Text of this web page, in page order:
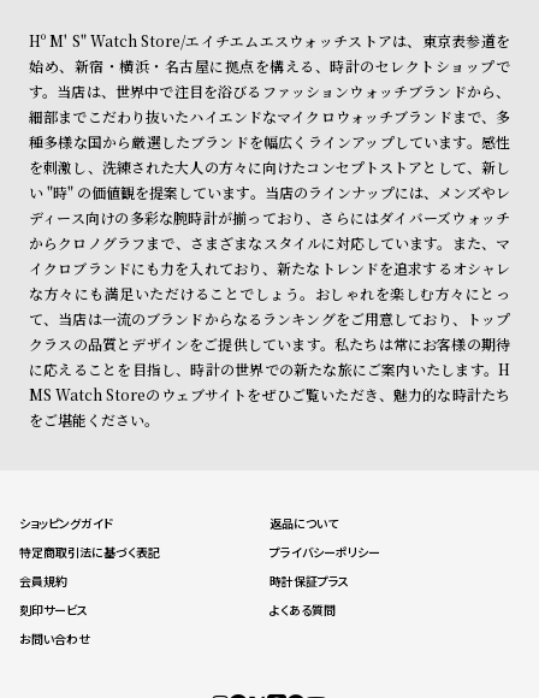
Hº M' S" Watch Store/エイチエムエスウォッチストアは、東京表参道を
始め、新宿・横浜・名古屋に拠点を構える、時計のセレクトショップで
す。当店は、世界中で注目を浴びるファッションウォッチブランドから、
細部までこだわり抜いたハイエンドなマイクロウォッチブランドまで、多
種多様な国から厳選したブランドを幅広くラインアップしています。感性
を刺激し、洗練された大人の方々に向けたコンセプトストアとして、新し
い "時" の価値観を提案しています。当店のラインナップには、メンズやレ
ディース向けの多彩な腕時計が揃っており、さらにはダイバーズウォッチ
からクロノグラフまで、さまざまなスタイルに対応しています。また、マ
イクロブランドにも力を入れており、新たなトレンドを追求するオシャレ
な方々にも満足いただけることでしょう。おしゃれを楽しむ方々にとっ
て、当店は一流のブランドからなるランキングをご用意しており、トップ
クラスの品質とデザインをご提供しています。私たちは常にお客様の期待
に応えることを目指し、時計の世界での新たな旅にご案内いたします。H
MS Watch Storeのウェブサイトをぜひご覧いただき、魅力的な時計たち
をご堪能ください。
ショッピングガイド
返品について
特定商取引法に基づく表記
プライバシーポリシー
会員規約
時計保証プラス
刻印サービス
よくある質問
お問い合わせ